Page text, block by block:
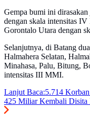
Gempa bumi ini
dengan skala intensitas
Gorontalo Utara dengan
Selanjutnya, di Batang
Halmahera Selatan,
Minahasa, Palu, Bitung,
intensitas III MMI.
Lanjut Baca:5.714
425 Miliar Kembali Disita